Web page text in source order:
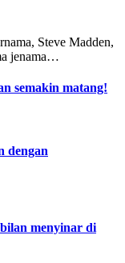
Steve Madden,
jenama…
semakin matang!
dengan
menyinar di